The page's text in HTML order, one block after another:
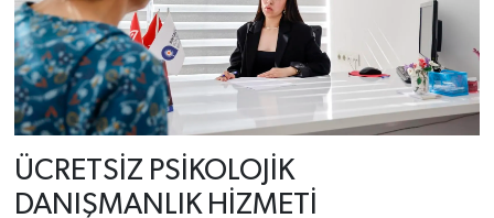
ÜCRETSİZ PSİKOLOJİK
DANIŞMANLIK HİZMETİ